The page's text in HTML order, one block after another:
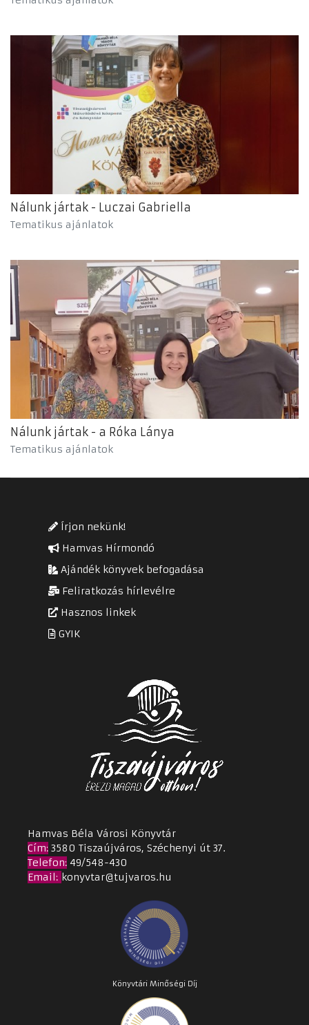
Nálunk jártak - Luczai Gabriella
Tematikus ajánlatok
Nálunk jártak - a Róka Lánya
Tematikus ajánlatok
Írjon nekünk!
Hamvas Hírmondó
Ajándék könyvek befogadása
Feliratkozás hírlevélre
Hasznos linkek
GYIK
Hamvas Béla Városi Könyvtár
Cím: 3580 Tiszaújváros, Széchenyi út 37.
Telefon: 49/548-430
Email: konyvtar@tujvaros.hu
Könyvtári Minőségi Díj